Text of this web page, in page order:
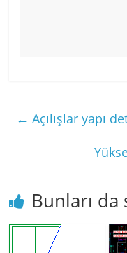
← Açılışlar yapı
Bunları